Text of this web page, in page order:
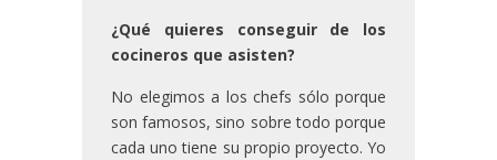
¿Qué quieres conseguir de los
cocineros que asisten?
No elegimos a los chefs sólo porque
son famosos, sino sobre todo porque
cada uno tiene su propio proyecto. Yo